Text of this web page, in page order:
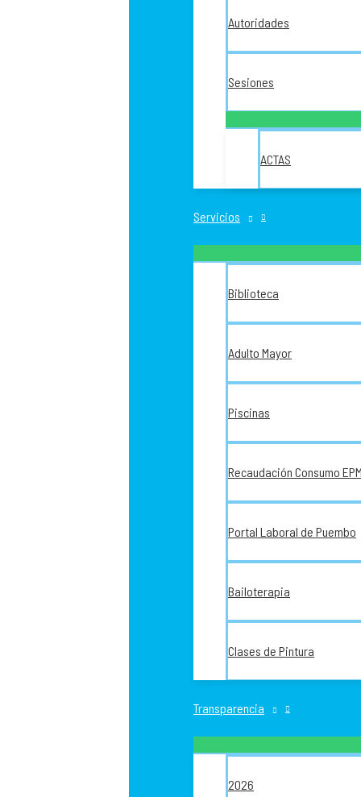
Autoridades
Sesiones
ACTAS
Servicios
Biblioteca
Adulto Mayor
Piscinas
Recaudación Consumo
Portal Laboral de Puembo
Bailoterapia
Clases de Pintura
Transparencia
2026